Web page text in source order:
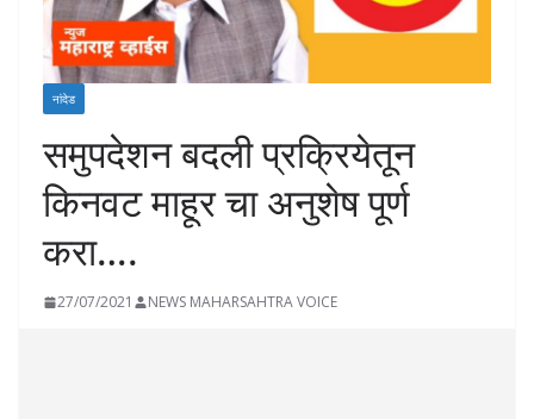
नांदेड
समुपदेशन बदली प्रक्रियेतून
किनवट माहूर चा अनुशेष पूर्ण
करा….
27/07/2021 NEWS MAHARSAHTRA VOICE